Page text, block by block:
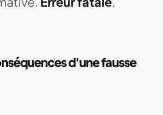
d'une fausse